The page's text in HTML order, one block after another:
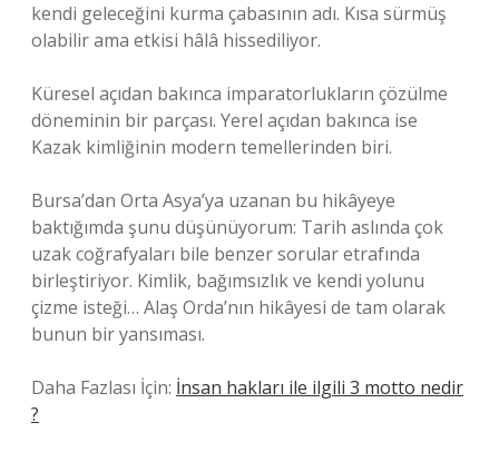
kendi geleceğini kurma çabasının adı. Kısa sürmüş
olabilir ama etkisi hâlâ hissediliyor.
Küresel açıdan bakınca imparatorlukların çözülme
döneminin bir parçası. Yerel açıdan bakınca ise
Kazak kimliğinin modern temellerinden biri.
Bursa’dan Orta Asya’ya uzanan bu hikâyeye
baktığımda şunu düşünüyorum: Tarih aslında çok
uzak coğrafyaları bile benzer sorular etrafında
birleştiriyor. Kimlik, bağımsızlık ve kendi yolunu
çizme isteği… Alaş Orda’nın hikâyesi de tam olarak
bunun bir yansıması.
Daha Fazlası İçin: İnsan hakları ile ilgili 3 motto nedir
?